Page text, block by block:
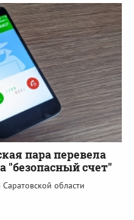
пара перевела
"безопасный счет"
области